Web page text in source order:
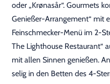
oder „Krønasår“. Gourmets
Genießer-Arrangement“ mit
Feinschmecker-Menü im 2-
The Lighthouse Restaurant“
mit allen Sinnen genießen.
selig in den Betten des 4-